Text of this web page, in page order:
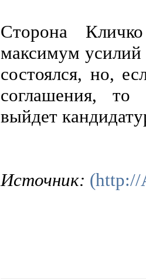
Сторона
максимум усилий
состоялся, но,
соглашения,
выйдет
Источник: